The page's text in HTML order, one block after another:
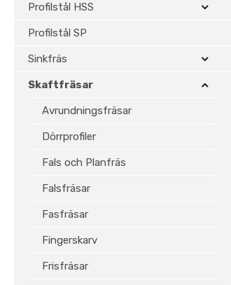
Profilstål HSS
Profilstål SP
Sinkfräs
Skaftfräsar
Avrundningsfräsar
Dörrprofiler
Fals och Planfräs
Falsfräsar
Fasfräsar
Fingerskarv
Frisfräsar